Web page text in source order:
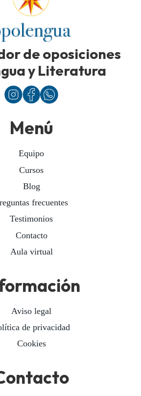
de oposiciones
y Literatura
Menú
Equipo
Cursos
Blog
frecuentes
Testimonios
Contacto
Aula virtual
Aviso legal
de privacidad
Cookies